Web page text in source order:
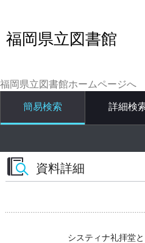
福岡県立図書館
福岡県立図書館ホームページへ
簡易検索 詳細検
資料詳細
システィナ礼拝堂